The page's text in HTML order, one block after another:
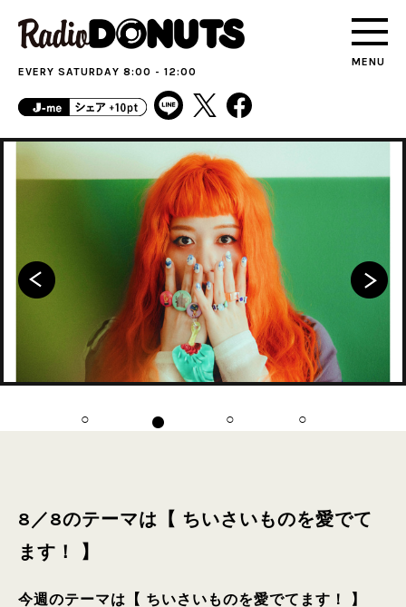
MENU
EVERY SATURDAY 8:00 - 12:00
8／8のテーマは【 ちいさいものを愛でて
ます！ 】
今週のテーマは【 ちいさいものを愛でてます！ 】